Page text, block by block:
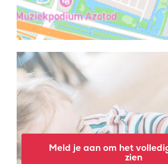
Meld je aan om het
zien